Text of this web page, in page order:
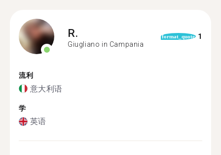
R.
Giugliano in Campania
format_quote 1
流利
意大利语
学
英语